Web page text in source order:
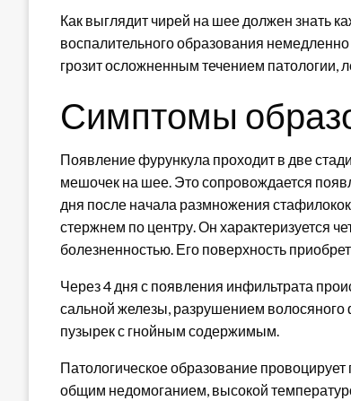
Как выглядит чирей на шее должен знать
воспалительного образования
грозит осложненным течением патологии,
Симптомы
Появление фурункула проходит в две
мешочек на шее. Это сопровождается
дня после начала размножения
стержнем по центру. Он характеризуется
болезненностью. Его поверхность
Через 4 дня с появления инфильтрата
сальной железы, разрушением
пузырек с гнойным содержимым.
Патологическое образование
общим недомоганием, высокой